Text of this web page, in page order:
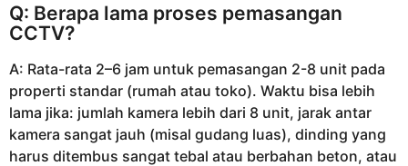
Q: Berapa lama proses pemasangan
CCTV?
A: Rata-rata 2–6 jam untuk pemasangan 2-8 unit pada
properti standar (rumah atau toko). Waktu bisa lebih
lama jika: jumlah kamera lebih dari 8 unit, jarak antar
kamera sangat jauh (misal gudang luas), dinding yang
harus ditembus sangat tebal atau berbahan beton, atau